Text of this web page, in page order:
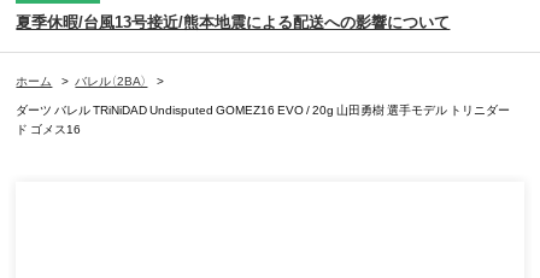
夏季休暇/台風13号接近/熊本地震による配送への影響について
ホーム > バレル（2BA）
>
ダーツ バレル TRiNiDAD Undisputed GOMEZ16 EVO / 20g 山田勇樹 選手モデル トリニダー
ド ゴメス16